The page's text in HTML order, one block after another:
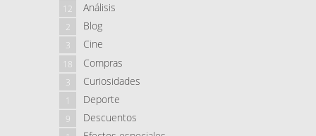
Análisis
12
Blog
2
Cine
3
Compras
18
Curiosidades
3
Deporte
1
Descuentos
9